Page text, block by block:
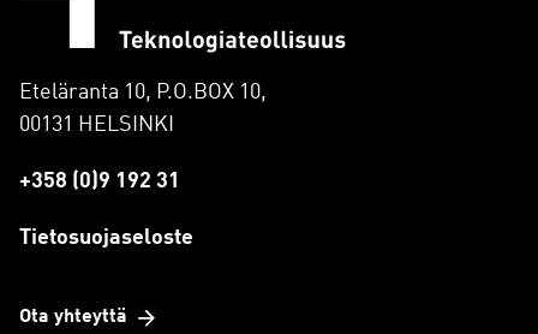
Eteläranta 10, P.O.BOX 10,
00131 HELSINKI
+358 (0)9 192 31
Tietosuojaseloste
Ota yhteyttä